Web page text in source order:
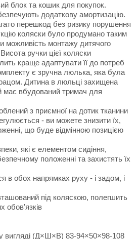
блок та кошик для покупок.
додаткову амортизацію.
перешкод без ризику порушення
коляски було продумано таким
можливість монтажу дитячого
ручки цієї коляски
краще адаптувати її до потреб
є зручна люлька, яка була
Дитина в люльці захищена
має вбудований тримач для
з приємної на дотик тканини
- ви можете знизити їх,
що буде відмінною позицією
які є елементом сидіння,
положенні та захистять їх
в обох напрямках руху - і задом, і
під коляскою, полегшить
обов'язків
вигляді (Д×Ш×В) 83-94×50×98-108